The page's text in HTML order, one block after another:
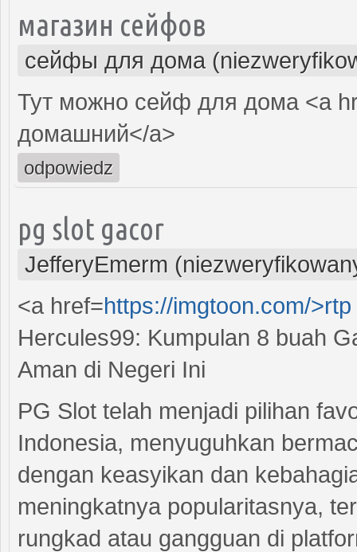
магазин сейфов
сейфы для дома
Тут можно сейф для дома <a
домашний</a>
odpowiedz
pg slot gacor
JefferyEmerm
<a href=https://imgtoon.com/>rtp
Hercules99: Kumpulan 8 buah
Aman di Negeri Ini
PG Slot telah menjadi pilihan
Indonesia, menyuguhkan
dengan keasyikan dan
meningkatnya popularitasnya,
rungkad atau gangguan di